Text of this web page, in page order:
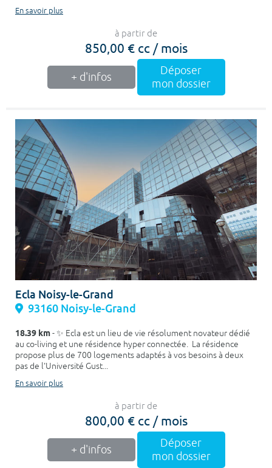
En savoir plus
à partir de
850,00 € cc / mois
+ d'infos
Déposer
mon dossier
Ecla Noisy-le-Grand
93160 Noisy-le-Grand
18.39 km- ✨ Ecla est un lieu de vie résolument novateur dédié
au co-living et une résidence hyper connectée. La résidence
propose plus de 700 logements adaptés à vos besoins à deux
pas de l'Université Gust...
En savoir plus
à partir de
800,00 € cc / mois
+ d'infos
Déposer
mon dossier